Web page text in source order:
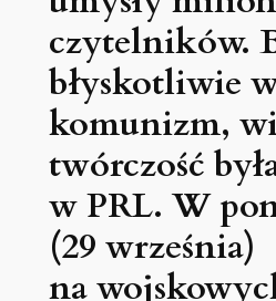
czytelników.
błyskotliwie
komunizm,
twórczość
w PRL. W
(29 września)
na